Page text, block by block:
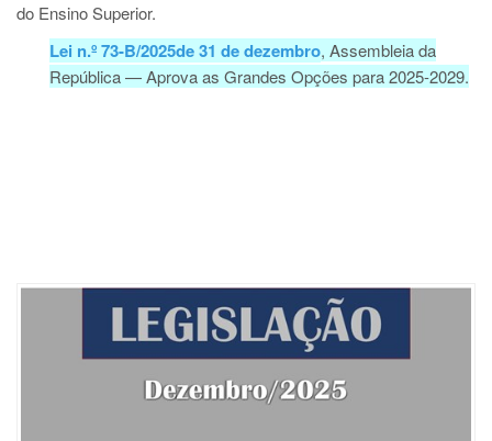
do Ensino Superior.
Lei n.º 73-B/2025de 31 de dezembro, Assembleia da
República — Aprova as Grandes Opções para 2025-2029.